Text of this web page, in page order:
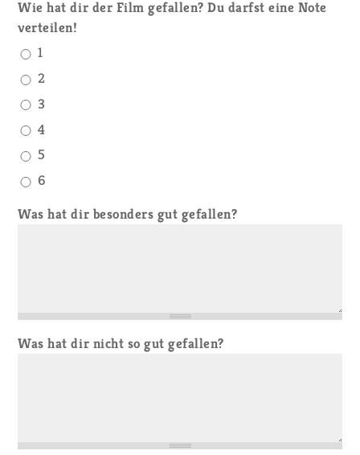
Wie hat dir der Film gefallen? Du darfst eine Note
verteilen!
1
2
3
4
5
6
Was hat dir besonders gut gefallen?
Was hat dir nicht so gut gefallen?